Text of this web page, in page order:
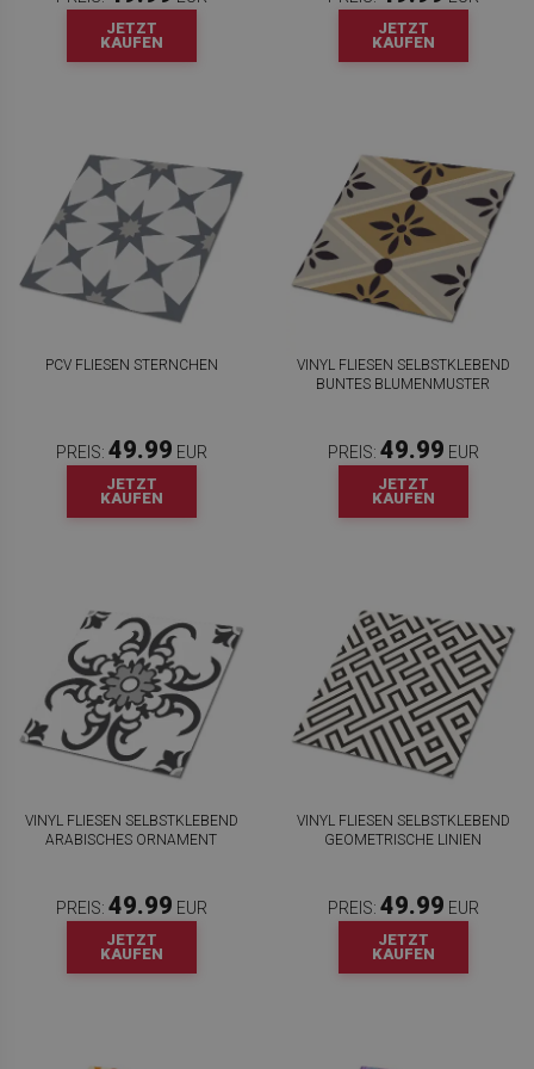
JETZT
KAUFEN
JETZT
KAUFEN
PCV FLIESEN STERNCHEN
PREIS: 49.99 EUR
JETZT
KAUFEN
VINYL FLIESEN SELBSTKLEBEND
BUNTES BLUMENMUSTER
PREIS: 49.99 EUR
JETZT
KAUFEN
VINYL FLIESEN SELBSTKLEBEND
ARABISCHES ORNAMENT
PREIS: 49.99 EUR
JETZT
KAUFEN
VINYL FLIESEN SELBSTKLEBEND
GEOMETRISCHE LINIEN
PREIS: 49.99 EUR
JETZT
KAUFEN